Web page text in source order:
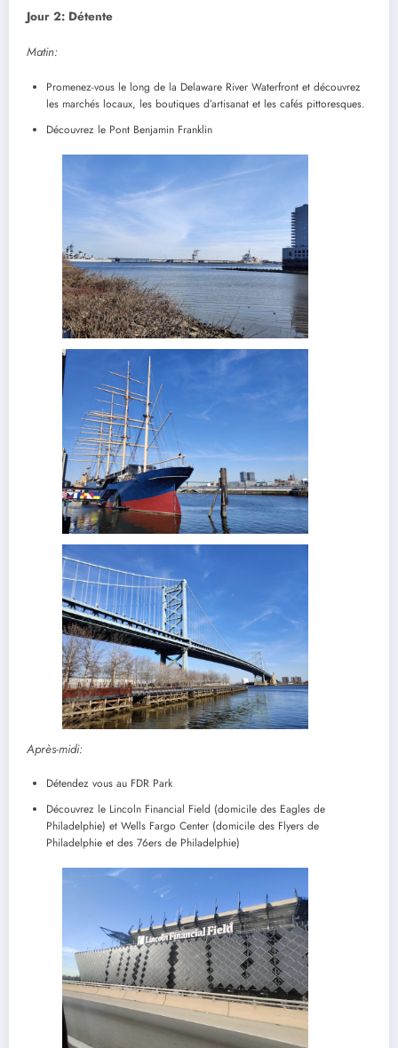
Jour 2: Détente
Matin:
Promenez-vous le long de la Delaware River Waterfront et découvrez
les marchés locaux, les boutiques d’artisanat et les cafés pittoresques.
Découvrez le Pont Benjamin Franklin
Après-midi:
Détendez vous au FDR Park
Découvrez le Lincoln Financial Field (domicile des Eagles de
Philadelphie) et Wells Fargo Center (domicile des Flyers de
Philadelphie et des 76ers de Philadelphie)